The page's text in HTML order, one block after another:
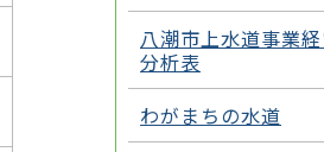
八潮市上水道事業
分析表
わがまちの水道